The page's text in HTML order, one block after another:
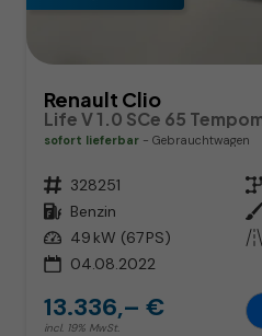
Renault Clio
Life V 1.0 SCe 65
sofort lieferbar Gebrauchtwagen
Fahrzeugnr. 328251 Getriebe
Kraftstoff Benzin Außenfarbe
Leistung 49 kW (67 PS) Kilometerstand
04.08.2022
13.336,– €
incl. 19% MwSt.